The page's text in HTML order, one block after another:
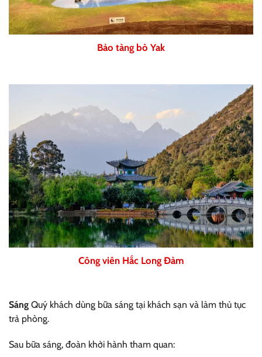
Bảo tàng bò Yak
Công viên Hắc Long Đàm
Sáng Quý khách dùng bữa sáng tại khách sạn và làm thủ tục
trả phòng.
Sau bữa sáng, đoàn khởi hành tham quan: